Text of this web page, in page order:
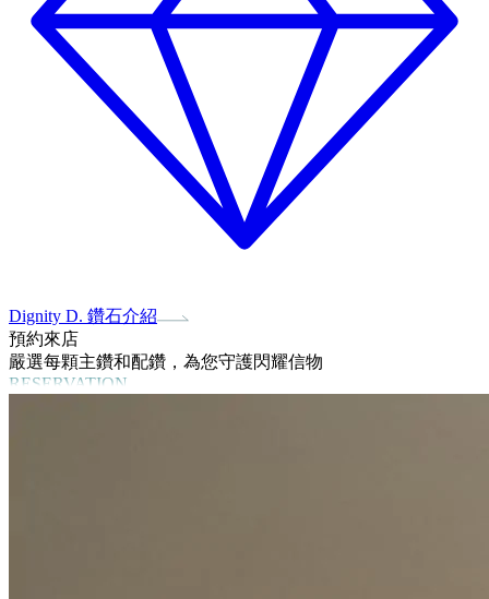
Dignity D. 鑽石介紹
預約來店
嚴選每顆主鑽和配鑽，為您守護閃耀信物
RESERVATION